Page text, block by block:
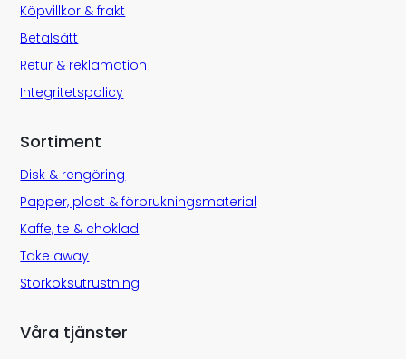
Köpvillkor & frakt
Betalsätt
Retur & reklamation
Integritetspolicy
Sortiment
Disk & rengöring
Papper, plast & förbrukningsmaterial
Kaffe, te & choklad
Take away
Storköksutrustning
Våra tjänster